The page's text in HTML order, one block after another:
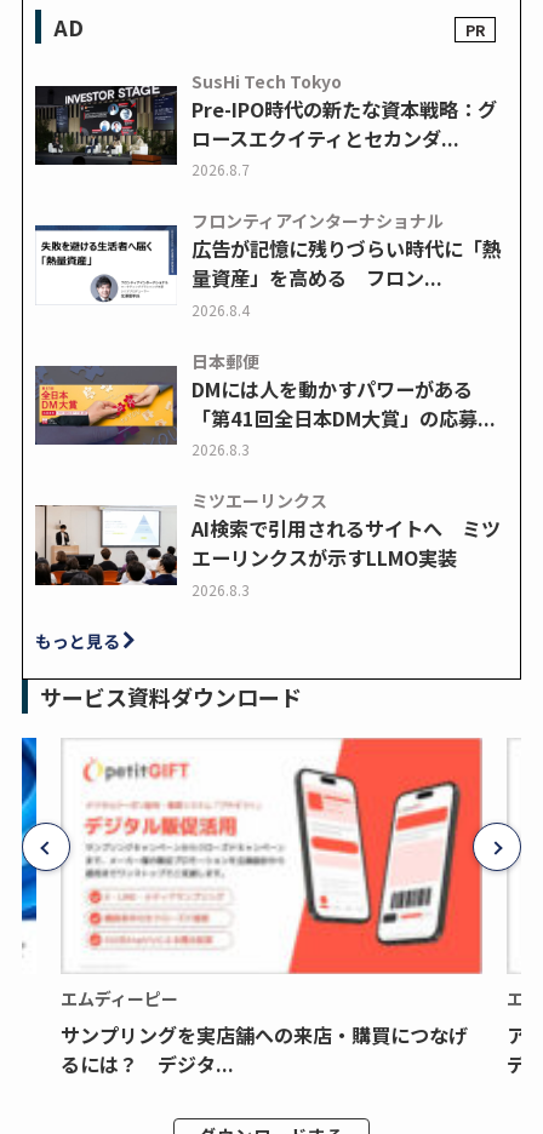
AD
SusHi Tech Tokyo
Pre-IPO時代の新たな資本戦略：グ
ロースエクイティとセカンダ...
2026.8.7
フロンティアインターナショナル
広告が記憶に残りづらい時代に「熱
量資産」を高める フロン...
2026.8.4
日本郵便
DMには人を動かすパワーがある
「第41回全日本DM大賞」の応募...
2026.8.3
ミツエーリンクス
AI検索で引用されるサイトへ ミツ
エーリンクスが示すLLMO実装
2026.8.3
もっと見る
サービス資料ダウンロード
エムディーピー
サンプリングを実店舗への来店・購買につなげ
るには？ デジタ...
エ
ア
デ